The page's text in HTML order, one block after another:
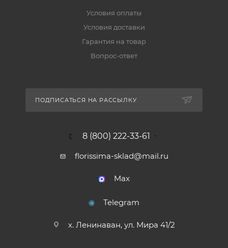
Условия оплаты
Условия доставки
Гарантия на товар
Вопрос-ответ
ПОДПИСАТЬСЯ НА РАССЫЛКУ
8 (800) 222-33-61
florissima-sklad@mail.ru
Max
Telegram
х. Ленинаван, ул. Мира 41/2